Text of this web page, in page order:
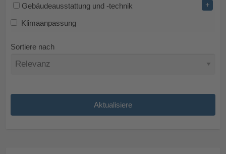
Gebäudeausstattung und -technik +
Klimaanpassung
Sortiere nach